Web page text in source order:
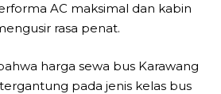
AC maksimal dan kabin
rasa penat.
harga sewa bus Karawang
pada jenis kelas bus